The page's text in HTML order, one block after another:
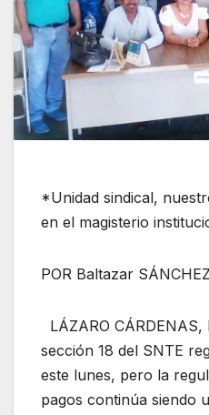
*Unidad sindical ,
en el magisterio
POR Baltazar
LÁZARO
sección 18 del SNTE
este lunes, pero la
pagos continúa siendo